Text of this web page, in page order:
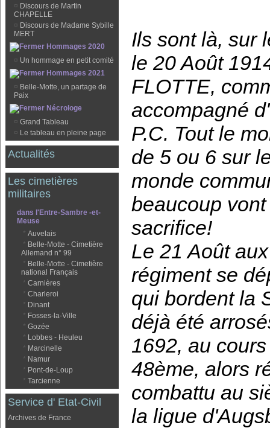
¤ Discours de Martin
CHAPELLE
¤ Discours de Madame Sybille
MERT
Hommages 2020
¤ Un hommage en petit comité
Hommages 2021
¤ Belle-Motte, un partage de
Paix
Nécrologe
¤ Grand Tableau
¤ Le tableau en pleine page
Actualités
Les cimetières
militaires
dans l'Entre-Sambre -et-
Meuse
* Auvelais
* Belle-Motte - Cimetière
Allemand n° 99
* Belle-Motte - Cimetière
national Français
* Carnières
* Charleroi
* Dinant
* Fosses-la-Ville
* Gozée
* Lobbes - Heuleu
* Marcinelle
* Namur
* Pont-de-Loup
* Tarcienne
Service d' Etat-Civil
Archives de France
Ils sont là, sur
le 20 Août
FLOTTE,
accompagné
P.C. Tout le
de 5 ou 6 sur
monde
beaucoup
sacrifice!
Le 21 Août
régiment se
qui bordent la
déjà été
1692, au
48ème, alors
combattu au
la ligue